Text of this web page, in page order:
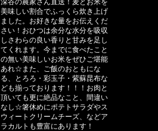
美味しい割合でふっくら炊き上げ
ました。お好きな量をお伝えくだ
さい！おひつは余分な水分を吸収
しさわらの良い香りと甘みを足し
てくれます。今までに食べたこと
の無い美味しいお米をぜひご堪能
あれ☆また、ご飯のおともにな
る、とろろ・彩玉子・紫蘇昆布な
ども揃っております！！！お肉と
頂いても更に絶品なこと、間違い
なし☆箸休めにポテトサラダやス
ウィートクリームチーズ、などア
ラカルトも豊富にあります！